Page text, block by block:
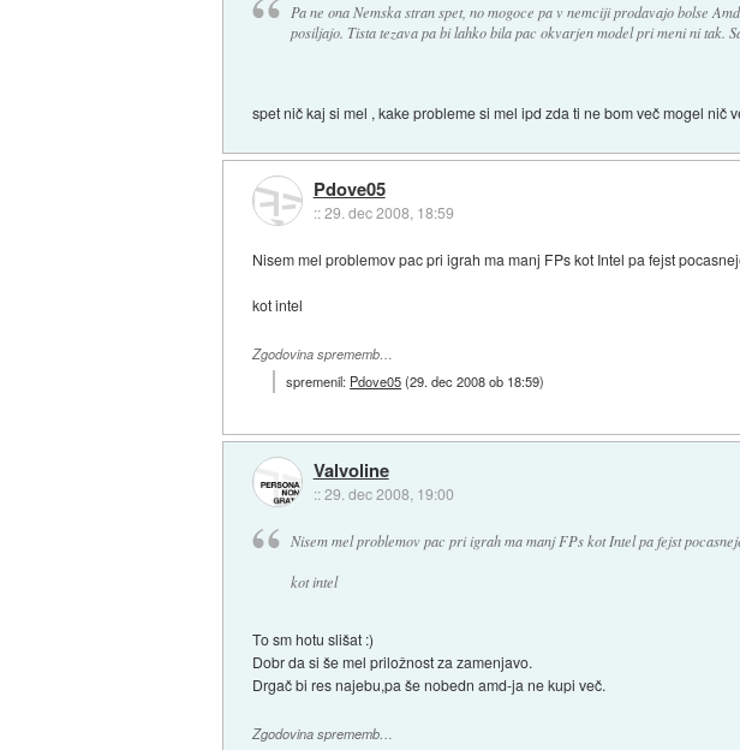
Pa ne ona Nemska stran spet, no mogoce pa v nemciji prodavajo bolse
posiljajo. Tista tezava pa bi lahko bila pac okvarjen model pri meni ni tak.
spet nič kaj si mel , kake probleme si mel ipd zda ti ne bom več mogel nič
Pdove05
::29. dec 2008, 18:59
Nisem mel problemov pac pri igrah ma manj FPs kot Intel pa fejst
kot intel
Zgodovina sprememb…
spremenil: Pdove05(29. dec 2008 ob 18:59)
Valvoline
::29. dec 2008, 19:00
Nisem mel problemov pac pri igrah ma manj FPs kot Intel pa fejst
kot intel
To sm hotu slišat :)
Dobr da si še mel priložnost za zamenjavo.
Drgač bi res najebu,pa še nobedn amd-ja ne kupi več.
Zgodovina sprememb…